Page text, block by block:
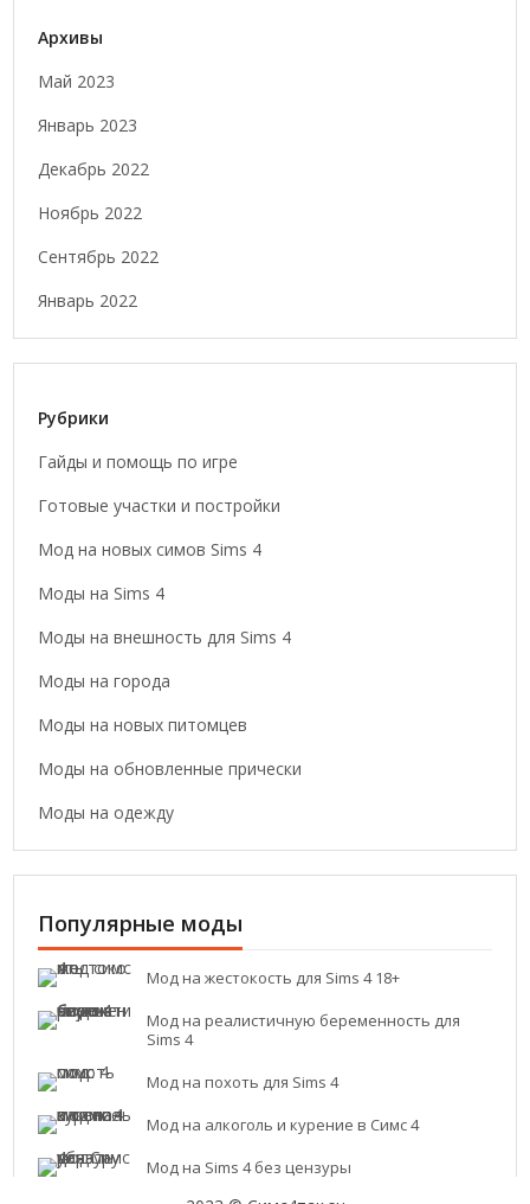
Архивы
Май 2023
Январь 2023
Декабрь 2022
Ноябрь 2022
Сентябрь 2022
Январь 2022
Рубрики
Гайды и помощь по игре
Готовые участки и постройки
Мод на новых симов Sims 4
Моды на Sims 4
Моды на внешность для Sims 4
Моды на города
Моды на новых питомцев
Моды на обновленные прически
Моды на одежду
Популярные моды
Мод на жестокость для Sims 4 18+
Мод на реалистичную беременность для
Sims 4
Мод на похоть для Sims 4
Мод на алкоголь и курение в Симс 4
Мод на Sims 4 без цензуры